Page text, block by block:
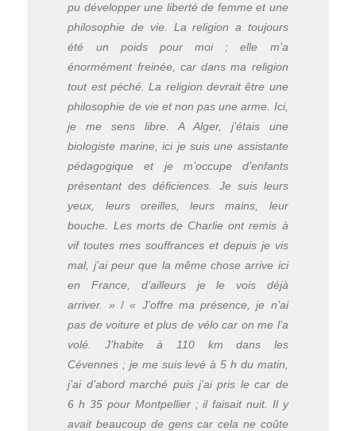
pu développer une liberté de femme et une
philosophie de vie. La religion a toujours
été un poids pour moi ; elle m’a
énormément freinée, car dans ma religion
tout est péché. La religion devrait être une
philosophie de vie et non pas une arme. Ici,
je me sens libre. A Alger, j’étais une
biologiste marine, ici je suis une assistante
pédagogique et je m’occupe d’enfants
présentant des déficiences. Je suis leurs
yeux, leurs oreilles, leurs mains, leur
bouche. Les morts de Charlie ont remis à
vif toutes mes souffrances et depuis je vis
mal, j’ai peur que la même chose arrive ici
en France, d’ailleurs je le vois déjà
arriver. » /« J’offre ma présence, je n’ai
pas de voiture et plus de vélo car on me l’a
volé. J’habite à 110 km dans les
Cévennes ; je me suis levé à 5 h du matin,
j’ai d’abord marché puis j’ai pris le car de
6 h 35 pour Montpellier ; il faisait nuit. Il y
avait beaucoup de gens car cela ne coûte